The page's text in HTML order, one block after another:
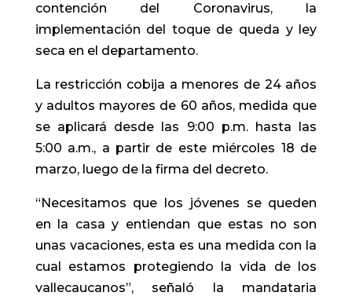
contención del Coronavirus, la
implementación del toque de queda y ley
seca en el departamento.
La restricción cobija a menores de 24 años
y adultos mayores de 60 años, medida que
se aplicará desde las 9:00 p.m. hasta las
5:00 a.m., a partir de este miércoles 18 de
marzo, luego de la firma del decreto.
“Necesitamos que los jóvenes se queden
en la casa y entiendan que estas no son
unas vacaciones, esta es una medida con la
cual estamos protegiendo la vida de los
vallecaucanos”, señaló la mandataria